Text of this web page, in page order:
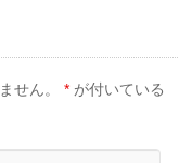
せん。 * が付いている